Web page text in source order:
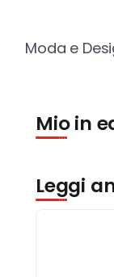
Moda e
Mio in
Leggi